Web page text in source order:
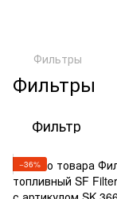
Фильтры
Фильтры
Фильтр
−36%